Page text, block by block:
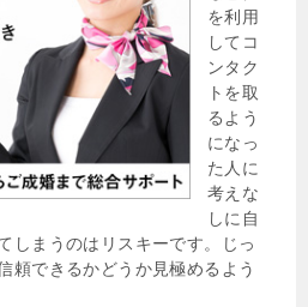
を利用
してコ
ンタク
トを取
るよう
になっ
た人に
考えな
しに自
しまうのはリスキーです。じっ
頼できるかどうか見極めるよう